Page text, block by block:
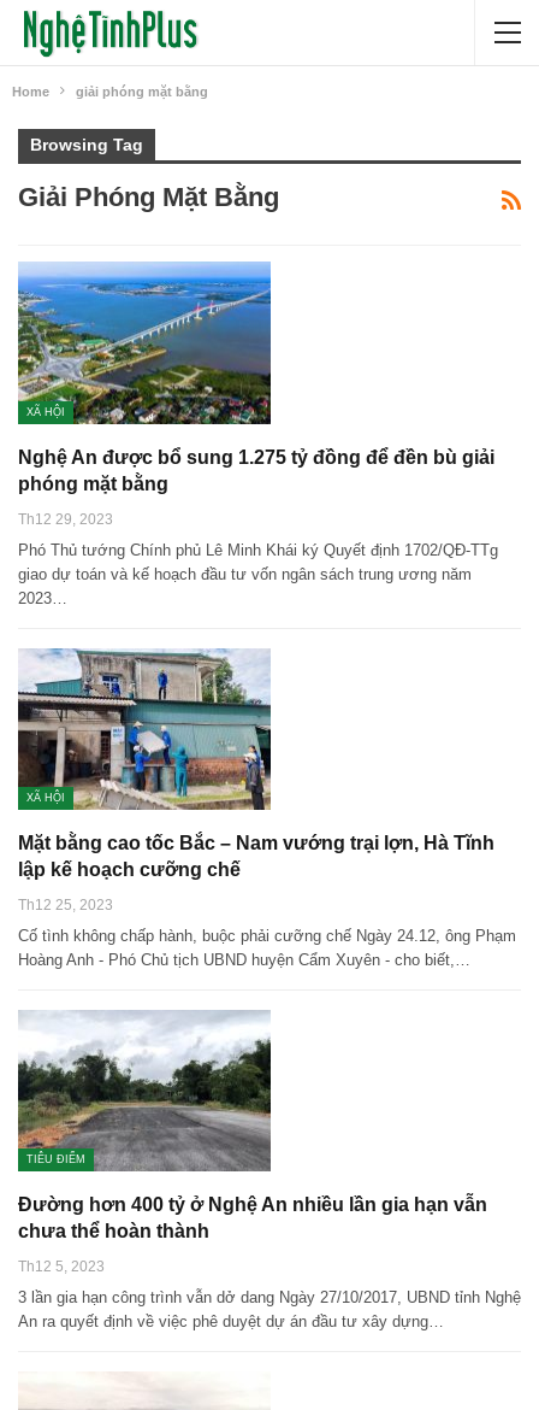
Home giải phóng mặt bằng
Browsing Tag
Giải Phóng Mặt Bằng
XÃ HỘI
Nghệ An được bổ sung 1.275 tỷ đồng để đền bù giải
phóng mặt bằng
Th12 29, 2023
Phó Thủ tướng Chính phủ Lê Minh Khái ký Quyết định 1702/QĐ-TTg
giao dự toán và kế hoạch đầu tư vốn ngân sách trung ương năm
2023…
XÃ HỘI
Mặt bằng cao tốc Bắc – Nam vướng trại lợn, Hà Tĩnh
lập kế hoạch cưỡng chế
Th12 25, 2023
Cố tình không chấp hành, buộc phải cưỡng chế Ngày 24.12, ông Phạm
Hoàng Anh - Phó Chủ tịch UBND huyện Cẩm Xuyên - cho biết,…
TIÊU ĐIỂM
Đường hơn 400 tỷ ở Nghệ An nhiều lần gia hạn vẫn
chưa thể hoàn thành
Th12 5, 2023
3 lần gia hạn công trình vẫn dở dang Ngày 27/10/2017, UBND tỉnh Nghệ
An ra quyết định về việc phê duyệt dự án đầu tư xây dựng…